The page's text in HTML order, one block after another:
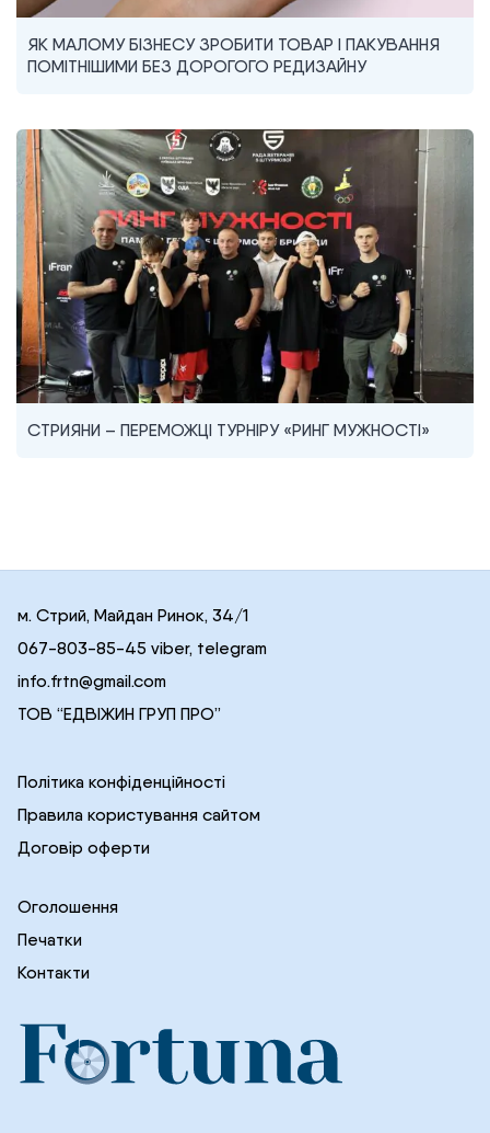
ЯК МАЛОМУ БІЗНЕСУ ЗРОБИТИ ТОВАР І ПАКУВАННЯ
ПОМІТНІШИМИ БЕЗ ДОРОГОГО РЕДИЗАЙНУ
СТРИЯНИ – ПЕРЕМОЖЦІ ТУРНІРУ «РИНГ МУЖНОСТІ»
м. Стрий, Майдан Ринок, 34/1
067-803-85-45 viber, telegram
info.frtn@gmail.com
ТОВ “ЕДВІЖИН ГРУП ПРО”
Політика конфіденційності
Правила користування сайтом
Договір оферти
Оголошення
Печатки
Контакти